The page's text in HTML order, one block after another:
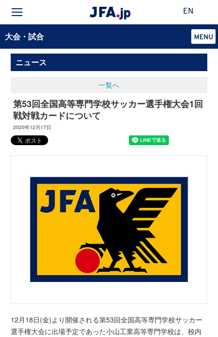
EN
大会・試合
ニュース
一覧へ
第53回全国高等専門学校サッカー選手権大会1回
戦対戦カードについて
2020年12月17日
12月18日(金)より開催される第53回全国高等専門学校サッカー
選手権大会に出場予定であった小山工業高等専門学校は、校内